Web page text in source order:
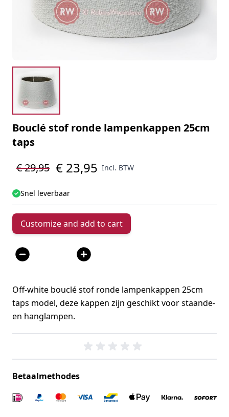
Bouclé stof ronde lampenkappen 25cm
taps
€ 29,95 € 23,95 Incl. BTW
Snel leverbaar
Customize and add to cart
Aantal
Off-white bouclé stof ronde lampenkappen 25cm
taps model, deze kappen zijn geschikt voor staande-
en hanglampen.
Betaalmethodes